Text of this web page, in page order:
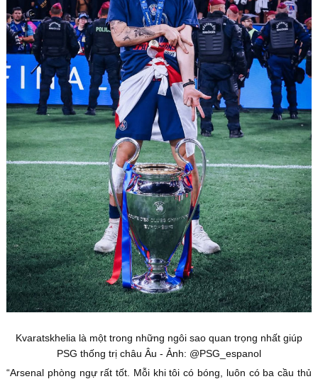
Kvaratskhelia là một trong những ngôi sao quan trọng nhất giúp
PSG thống trị châu Âu - Ảnh: @PSG_espanol
“Arsenal phòng ngự rất tốt. Mỗi khi tôi có bóng, luôn có ba cầu thủ